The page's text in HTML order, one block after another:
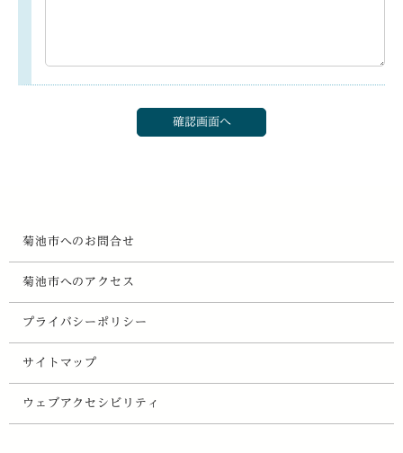
菊池市へのお問合せ
菊池市へのアクセス
プライバシーポリシー
サイトマップ
ウェブアクセシビリティ